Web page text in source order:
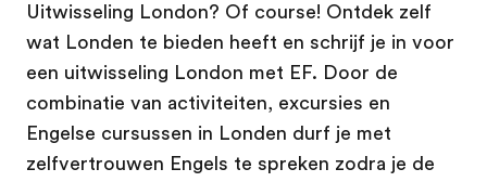
Wie wij zijn
Careers
Kom bij ons team
Uitwisseling London? Of course! Ontdek zelf
wat Londen te bieden heeft en schrijf je in voor
een uitwisseling London met EF. Door de
combinatie van activiteiten, excursies en
Engelse cursussen in Londen durf je met
zelfvertrouwen Engels te spreken zodra je de